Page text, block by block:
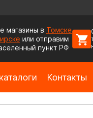
магазины в Томске
или отправим
пункт РФ
Контакты